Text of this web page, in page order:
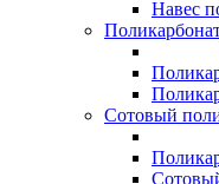
Навес
Сотовый